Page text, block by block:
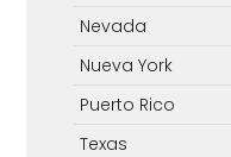
Nevada
Nueva York
Puerto Rico
Texas